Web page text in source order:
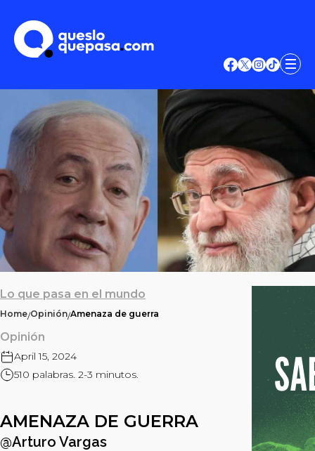
Lo que pasa en el mundo
Home/Opinión/Amenaza de guerra
Opinión
April 15, 2024
510 palabras. 2-3 minutos.
AMENAZA DE GUERRA
@Arturo Vargas